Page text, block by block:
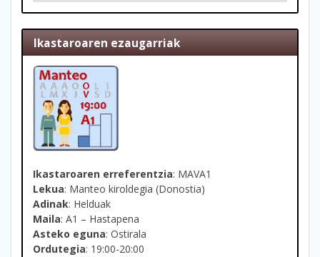
Ikastaroaren ezaugarriak
Ikastaroaren erreferentzia: MAVA1
Lekua: Manteo kiroldegia (Donostia)
Adinak: Helduak
Maila: A1 – Hastapena
Asteko eguna: Ostirala
Ordutegia: 19:00-20:00